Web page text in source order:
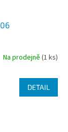
Na prodejně (1 ks)
DETAIL